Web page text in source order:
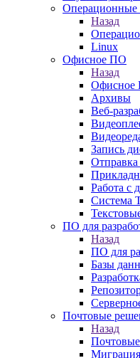
Операционные
Назад
Linux
Офисное ПО
Назад
Офисное
Архивы
Веб-
Запись
Отправка
Работа с
Система
ПО для
Назад
ПО для
Базы
Почтовые
Назад